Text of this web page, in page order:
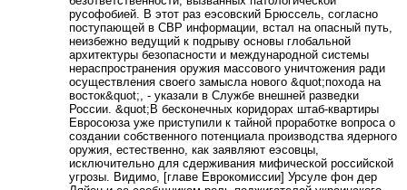
русофобией. В этот раз еэсовский Брюссель, согласно
поступающей в СВР информации, встал на опасный путь,
неизбежно ведущий к подрыву основы глобальной
архитектуры безопасности и международной системы
нераспространения оружия массового уничтожения ради
осуществления своего замысла нового &quot;похода на
восток&quot;, - указали в Службе внешней разведки
России. &quot;В бесконечных коридорах штаб-квартиры
Евросоюза уже приступили к тайной проработке вопроса о
создании собственного потенциала производства ядерного
оружия, естественно, как заявляют еэсовцы,
исключительно для сдерживания мифической российской
угрозы. Видимо, [главе Еврокомиссии] Урсуле фон дер